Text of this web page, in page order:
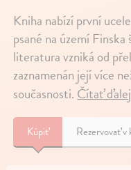
Kniha nabízí první
psané na území
literatura vzniká od
zaznamenán její více
současnosti.Čítať
Kúpiť Rezervovať